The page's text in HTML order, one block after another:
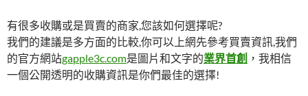
有很多收購或是買賣的商家,您該如何選擇呢?
我們的建議是多方面的比較,你可以上網先參考買賣資訊,我們
的官方網站gapple3c.com是圖片和文字的業界首創 ，我相信
一個公開透明的收購資訊是你們最佳的選擇!